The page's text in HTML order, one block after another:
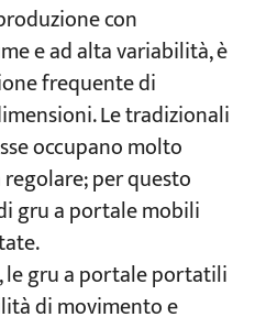
con
e ad alta variabilità, è
frequente di
Le tradizionali
occupano molto
per questo
gru a portale mobili
gru a portale portatili
di movimento e